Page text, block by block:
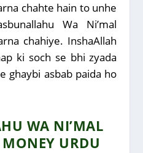
chahte hain to unhe
Wa Ni’mal
chahiye. InshaAllah
ki soch se bhi zyada
ghaybi asbab paida ho
WA NI’MAL
URDU